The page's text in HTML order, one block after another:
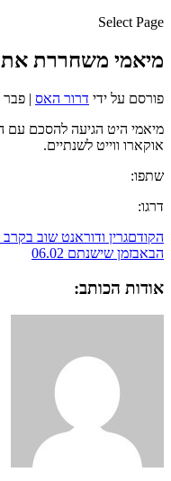
Select Page
מיאמי משחררת את
פורסם על ידי דרור האס | פבר 6, 2017
מיאמי היט הגיעה להסכם עם
אוקארו ווייט לשנתיים.
שתפו:
דרגו:
הקודםגרין ודוראנט שוב
הבאבזמן שישנתם 06.02
אודות הכותב: